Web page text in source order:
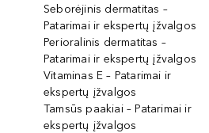
Seborėjinis dermatitas –
Patarimai ir ekspertų įžvalgos
Perioralinis dermatitas –
Patarimai ir ekspertų įžvalgos
Vitaminas E – Patarimai ir
ekspertų įžvalgos
Tamsūs paakiai – Patarimai ir
ekspertų įžvalgos